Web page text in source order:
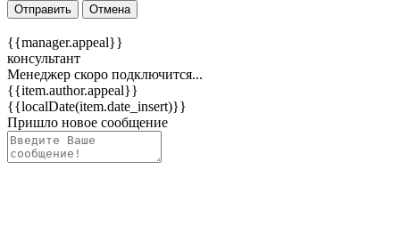
Отправить Отмена
{{manager.appeal}}
консультант
Менеджер скоро подключится...
{{item.author.appeal}}
{{localDate(item.date_insert)}}
Пришло новое сообщение